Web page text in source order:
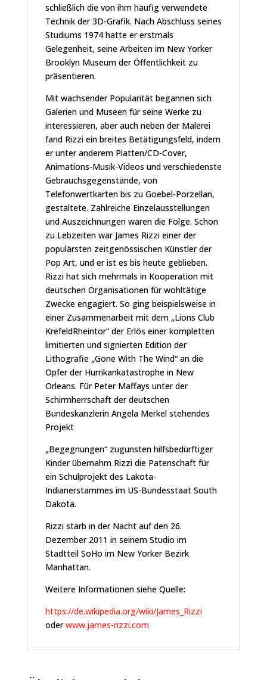
schließlich die von ihm häufig verwendete
Technik der 3D-Grafik. Nach Abschluss seines
Studiums 1974 hatte er erstmals
Gelegenheit, seine Arbeiten im New Yorker
Brooklyn Museum der Öffentlichkeit zu
präsentieren.
Mit wachsender Popularität begannen sich
Galerien und Museen für seine Werke zu
interessieren, aber auch neben der Malerei
fand Rizzi ein breites Betätigungsfeld, indem
er unter anderem Platten/CD-Cover,
Animations-Musik-Videos und verschiedenste
Gebrauchsgegenstände, von
Telefonwertkarten bis zu Goebel-Porzellan,
gestaltete. Zahlreiche Einzelausstellungen
und Auszeichnungen waren die Folge. Schon
zu Lebzeiten war James Rizzi einer der
populärsten zeitgenössischen Künstler der
Pop Art, und er ist es bis heute geblieben.
Rizzi hat sich mehrmals in Kooperation mit
deutschen Organisationen für wohltätige
Zwecke engagiert. So ging beispielsweise in
einer Zusammenarbeit mit dem „Lions Club
KrefeldRheintor“ der Erlös einer kompletten
limitierten und signierten Edition der
Lithografie „Gone With The Wind“ an die
Opfer der Hurrikankatastrophe in New
Orleans. Für Peter Maffays unter der
Schirmherrschaft der deutschen
Bundeskanzlerin Angela Merkel stehendes
Projekt
„Begegnungen“ zugunsten hilfsbedürftiger
Kinder übernahm Rizzi die Patenschaft für
ein Schulprojekt des Lakota-
Indianerstammes im US-Bundesstaat South
Dakota.
Rizzi starb in der Nacht auf den 26.
Dezember 2011 in seinem Studio im
Stadtteil SoHo im New Yorker Bezirk
Manhattan.
Weitere Informationen siehe Quelle:
https://de.wikipedia.org/wiki/James_Rizzi
oderwww.james-rizzi.com